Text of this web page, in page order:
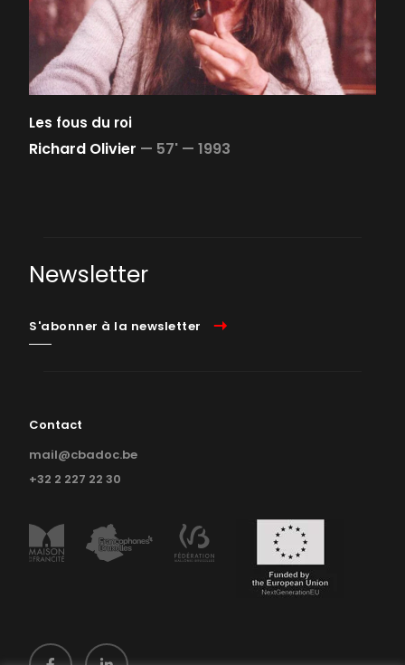
Les fous du roi
Richard Olivier — 57' — 1993
Newsletter
S'abonner à la newsletter
Contact
mail@cbadoc.be
+32 2 227 22 30